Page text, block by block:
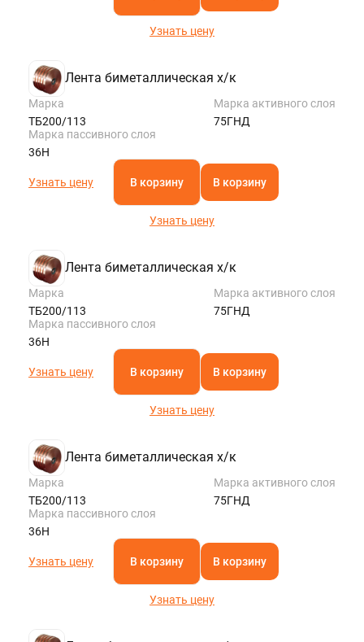
Узнать цену
Лента биметаллическая х/к
Марка
ТБ200/113
Марка активного слоя
75ГНД
Марка пассивного слоя
36Н
Узнать цену В корзину В корзину
Узнать цену
Лента биметаллическая х/к
Марка
ТБ200/113
Марка активного слоя
75ГНД
Марка пассивного слоя
36Н
Узнать цену В корзину В корзину
Узнать цену
Лента биметаллическая х/к
Марка
ТБ200/113
Марка активного слоя
75ГНД
Марка пассивного слоя
36Н
Узнать цену В корзину В корзину
Узнать цену